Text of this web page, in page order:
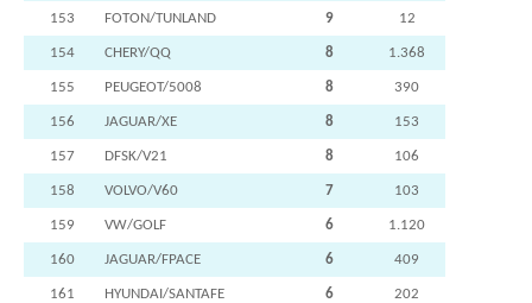
153 FOTON/TUNLAND 9 12
154 CHERY/QQ 8 1.368
155 PEUGEOT/5008 8 390
156 JAGUAR/XE 8 153
157 DFSK/V21 8 106
158 VOLVO/V60 7 103
159 VW/GOLF 6 1.120
160 JAGUAR/FPACE 6 409
161 HYUNDAI/SANTAFE 6 202